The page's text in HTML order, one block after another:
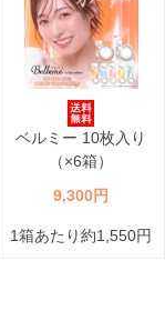
ベルミー 10枚入り
（×6箱）
9,300円
1箱あたり約1,550円